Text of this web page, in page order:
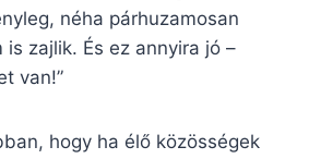
néha párhuzamosan
is zajlik. És ez annyira jó –
van!”
hogy ha élő közösségek